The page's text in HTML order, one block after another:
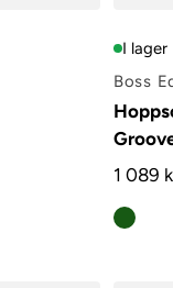
I lager
Boss
1 089